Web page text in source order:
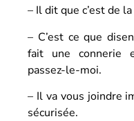
– Il dit que c’est de
– C’est ce que
fait une connerie
passez-le-moi.
– Il va vous joindre
sécurisée.